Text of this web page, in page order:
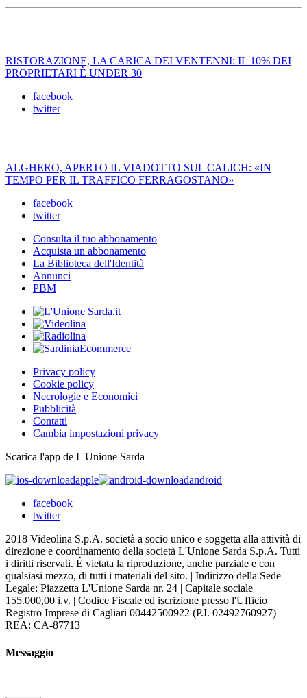
RISTORAZIONE, LA CARICA DEI VENTENNI: IL 10% DEI
PROPRIETARI È UNDER 30
facebook
twitter
ALGHERO, APERTO IL VIADOTTO SUL CALICH: «IN
TEMPO PER IL TRAFFICO FERRAGOSTANO»
facebook
twitter
Consulta il tuo abbonamento
Acquista un abbonamento
La Biblioteca dell'Identità
Annunci
PBM
Privacy policy
Cookie policy
Necrologie e Economici
Pubblicità
Contatti
Cambia impostazioni privacy
Scarica l'app de L'Unione Sarda
apple
android
facebook
twitter
2018 Videolina S.p.A. società a socio unico e soggetta alla attività di
direzione e coordinamento della società L'Unione Sarda S.p.A. Tutti
i diritti riservati. É vietata la riproduzione, anche parziale e con
qualsiasi mezzo, di tutti i materiali del sito. | Indirizzo della Sede
Legale: Piazzetta L'Unione Sarda nr. 24 | Capitale sociale
155.000,00 i.v. | Codice Fiscale ed iscrizione presso l'Ufficio
Registro Imprese di Cagliari 00442500922 (P.I. 02492760927) |
REA: CA-87713
Messaggio